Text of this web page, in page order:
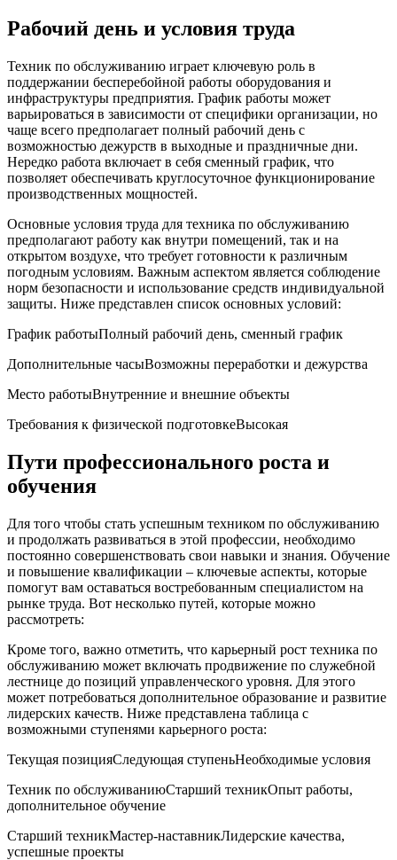
Рабочий⁤ день и условия​ труда
Техник по обслуживанию играет ключевую ‍роль в
поддержании бесперебойной работы оборудования и
инфраструктуры предприятия. График работы может
варьироваться в зависимости от специфики организации, но
чаще всего предполагает полный рабочий день​ с​
возможностью​ дежурств ‍в выходные и праздничные дни.
Нередко работа включает в себя сменный график, что
позволяет обеспечивать круглосуточное функционирование
производственных мощностей.
Основные условия труда для​ техника по обслуживанию
предполагают работу как внутри помещений,​ так и ⁣на
открытом воздухе,⁢ что требует‍ готовности к различным
погодным условиям. Важным аспектом является соблюдение
норм безопасности и использование средств индивидуальной
защиты. Ниже‍ представлен список основных условий:
График работыПолный рабочий день, ⁤сменный график
Дополнительные часыВозможны переработки ⁢и дежурства
Место работыВнутренние и внешние объекты
Требования к физической​ подготовкеВысокая
Пути профессионального роста и
обучения
Для того чтобы стать успешным техником по обслуживанию
и продолжать развиваться ⁢в этой профессии, необходимо
постоянно совершенствовать свои навыки и знания. Обучение
и повышение квалификации – ключевые аспекты, которые
помогут вам оставаться востребованным специалистом на
рынке труда. Вот‌ несколько путей, которые ⁣можно
рассмотреть:
Кроме того, важно отметить, что карьерный рост техника по
обслуживанию может​ включать продвижение по служебной
лестнице до⁤ позиций управленческого уровня. Для ⁢этого
может потребоваться⁣ дополнительное образование и развитие
лидерских качеств. Ниже представлена таблица с
возможными ступенями карьерного роста:
Текущая ⁢позицияСледующая ступеньНеобходимые условия
Техник по обслуживаниюСтарший техникОпыт работы,
дополнительное обучение
Старший техникМастер-наставникЛидерские качества,
⁣успешные проекты